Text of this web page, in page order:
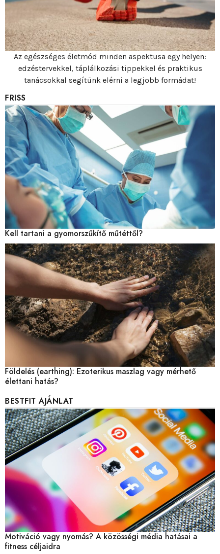
Az egészséges életmód minden aspektusa egy helyen:
edzéstervekkel, táplálkozási tippekkel és praktikus
tanácsokkal segítünk elérni a legjobb formádat!
FRISS
Kell tartani a gyomorszűkítő műtéttől?
Földelés (earthing): Ezoterikus maszlag vagy mérhető
élettani hatás?
BESTFIT AJÁNLAT
Motiváció vagy nyomás? A közösségi média hatásai a
fitness céljaidra